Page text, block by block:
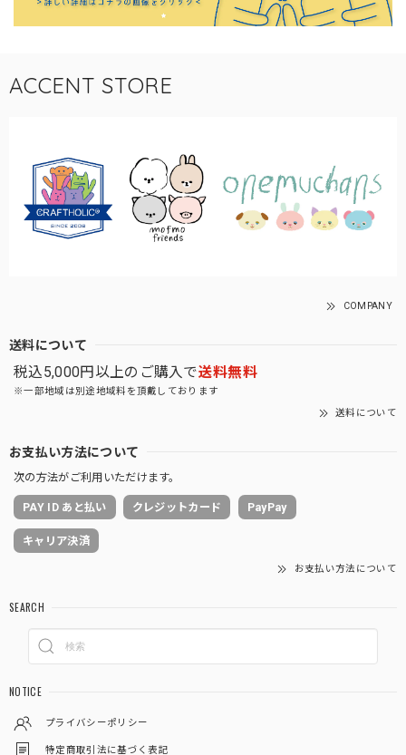
ACCENT STORE
COMPANY
送料について
税込5,000円以上のご購入で送料無料
※一部地域は別途地域料を頂戴しております
送料について
お支払い方法について
次の方法がご利用いただけます。
PAY ID あと払い クレジットカード PayPay
キャリア決済
お支払い方法について
SEARCH
NOTICE
プライバシーポリシー
特定商取引法に基づく表記